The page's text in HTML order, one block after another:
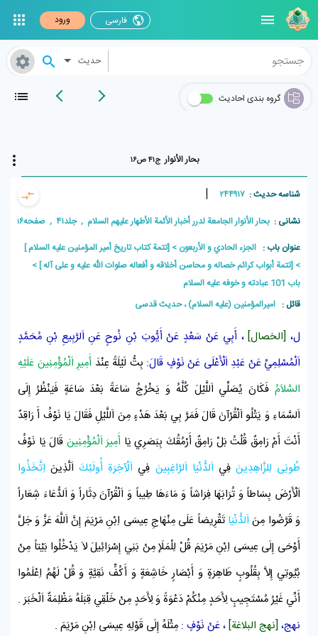
فارسی ورود
حدیث
گروه بندی احادیث
بحار الأنوار ج۴۱ ص۱۶
شناسه حدیث : ۲۴۴۹۱۷ |
نشانی : بحار الأنوار الجامعة لدرر أخبار الأئمة الأطهار علیهم السلام , جلد۴۱ , صفحه۱۶
عنوان باب : الجزء الحادي و الأربعون
[تتمة كتاب تاريخ أمير المؤمنين عليه السلام ]
[تتمة أبواب كرائم خصاله و محاسن أخلاقه و أفعاله صلوات الله عليه و على آله ]
باب 101 عبادته و خوفه عليه السلام
قائل : امیرالمؤمنین (علیه السلام) ، حديث قدسی
ل، [الخصال]،أَبِي عَنْ سَعْدٍ عَنْأَيُّوبَ بْنِ نُوحٍعَنِ اَلرَّبِيعِ بْنِ مُحَمَّدٍ
اَلْمُسْلِمِيِّ عَنْ عَبْدِ اَلْأَعْلَى عَنْ نَوْفٍ قَالَ: بِتُّ لَيْلَةً عِنْدَ أَمِيرِ اَلْمُؤْمِنِينَ عَلَيْهِ
السَّلاَمُ فَكَانَ يُصَلِّي اَللَّيْلَ كُلَّهُ وَ يَخْرُجُ سَاعَةً بَعْدَ سَاعَةٍ فَيَنْظُرُ إِلَى
اَلسَّمَاءِ وَ يَتْلُو اَلْقُرْآنَقَالَ فَمَرَّ بِي بَعْدَ هَدْءٍ مِنَ اَللَّيْلِ فَقَالَ يَا نَوْفُ أَ رَاقِدٌ
أَنْتَ أَمْ رَامِقٌ قُلْتُ بَلْ رَامِقٌ أَرْمُقُكَ بِبَصَرِي يَا أَمِيرَ اَلْمُؤْمِنِينَ قَالَ يَا نَوْفُ
طُوبَى لِلزَّاهِدِينَ فِي اَلدُّنْيَا اَلرَّاغِبِينَ فِي اَلْآخِرَةِ أُولَئِكَاَلَّذِينَ اِتَّخَذُوا
اَلْأَرْضَ بِسَاطاً وَ تُرَابَهَا فِرَاشاً وَ مَاءَهَا طِيباً وَ اَلْقُرْآنَدِثَاراً وَ اَلدُّعَاءَ شِعَاراً
وَ قَرَّضُوا مِنَ اَلدُّنْيَا تَقْرِيضاً عَلَى مِنْهَاجِعِيسَى اِبْنِ مَرْيَمَ إِنَّ اَللَّهَ عَزَّ وَ جَلَّ
أَوْحَى إِلَىعِيسَى اِبْنِ مَرْيَمَ قُلْ لِلْمَلَإِ مِنْ بَنِي إِسْرَائِيلَلاَ يَدْخُلُوا بَيْتاً مِنْ
بُيُوتِي إِلاَّ بِقُلُوبٍ طَاهِرَةٍ وَ أَبْصَارٍ خَاشِعَةٍ وَ أَكُفٍّ نَقِيَّةٍ وَ قُلْ لَهُمُ اِعْلَمُوا
أَنِّي غَيْرُ مُسْتَجِيبٍ لِأَحَدٍ مِنْكُمْ دَعْوَةً وَ لِأَحَدٍ مِنْ خَلْقِي قِبَلَهُ مَظْلِمَةٌ اَلْخَبَرَ.
نهج، [نهج البلاغة]، عَنْ نَوْفٍ : مِثْلَهُ إِلَى قَوْلِهِعِيسَى اِبْنِ مَرْيَمَ .